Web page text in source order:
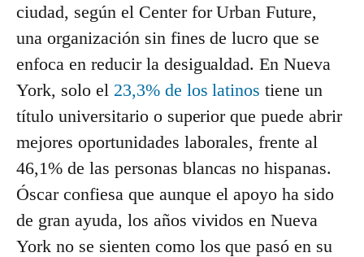
ciudad, según el Center for Urban Future,
una organización sin fines de lucro que se
enfoca en reducir la desigualdad. En Nueva
York, solo el 23,3% de los latinos tiene un
título universitario o superior que puede abrir
mejores oportunidades laborales, frente al
46,1% de las personas blancas no hispanas.
Óscar confiesa que aunque el apoyo ha sido
de gran ayuda, los años vividos en Nueva
York no se sienten como los que pasó en su